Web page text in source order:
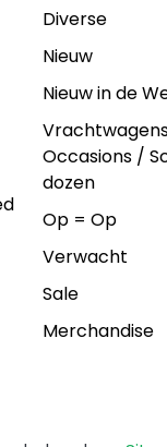
Diverse
Nieuw
Nieuw in de
Occasions /
dozen
Op = Op
Verwacht
Sale
Merchandise